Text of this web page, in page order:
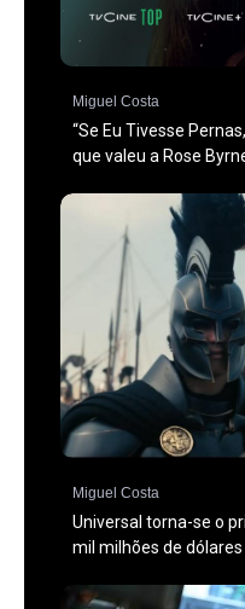
Miguel Costa
“Se Eu Tivesse
que valeu a Rose
Miguel Costa
Universal torna-se o
mil milhões de